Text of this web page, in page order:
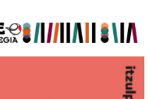
Livres -